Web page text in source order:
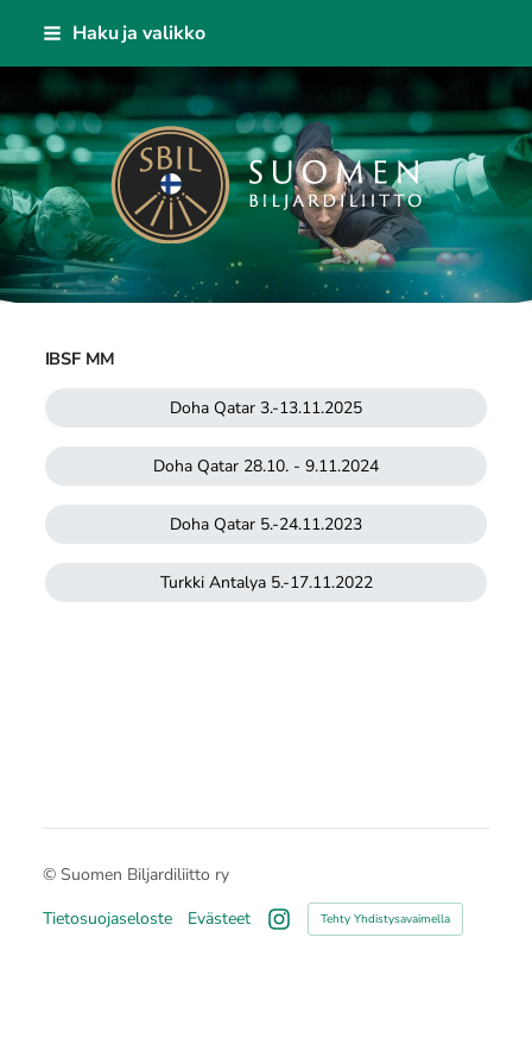
Siirry
sisältöön
Haku ja valikko
Suomen Biljardiliitto ry
IBSF MM
Doha Qatar 3.-13.11.2025
Doha Qatar 28.10. - 9.11.2024
Doha Qatar 5.-24.11.2023
Turkki Antalya 5.-17.11.2022
© Suomen Biljardiliitto ry
Tietosuojaseloste
Evästeet
Instagram
Tehty Yhdistysavaimella